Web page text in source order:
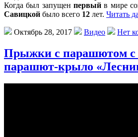
Когда был запущенпервый в мире
Савицкой было всего 12 лет. Читать
Октябрь 28, 2017 Видео Нет
Прыжки с парашютом с
парашют-крыло